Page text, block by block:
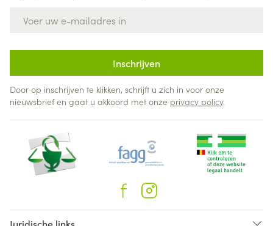
Inschrijven
Door op inschrijven te klikken, schrijft u zich in voor onze
nieuwsbrief en gaat u akkoord met onze privacy policy.